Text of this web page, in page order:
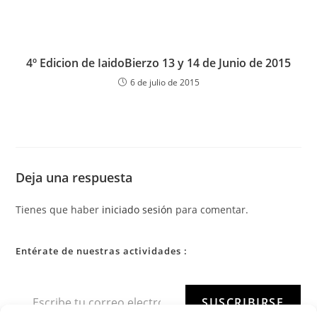
4º Edicion de IaidoBierzo 13 y 14 de Junio de 2015
6 de julio de 2015
Deja una respuesta
Tienes que haber iniciado sesión para comentar.
Entérate de nuestras actividades :
SUSCRIBIRSE